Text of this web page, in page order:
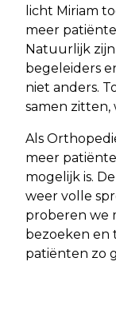
licht Miriam
meer
Natuurlijk
begeleiders
niet anders.
samen zitten,
Als
meer
mogelijk is.
weer volle
proberen we
bezoeken en
patiënten zo